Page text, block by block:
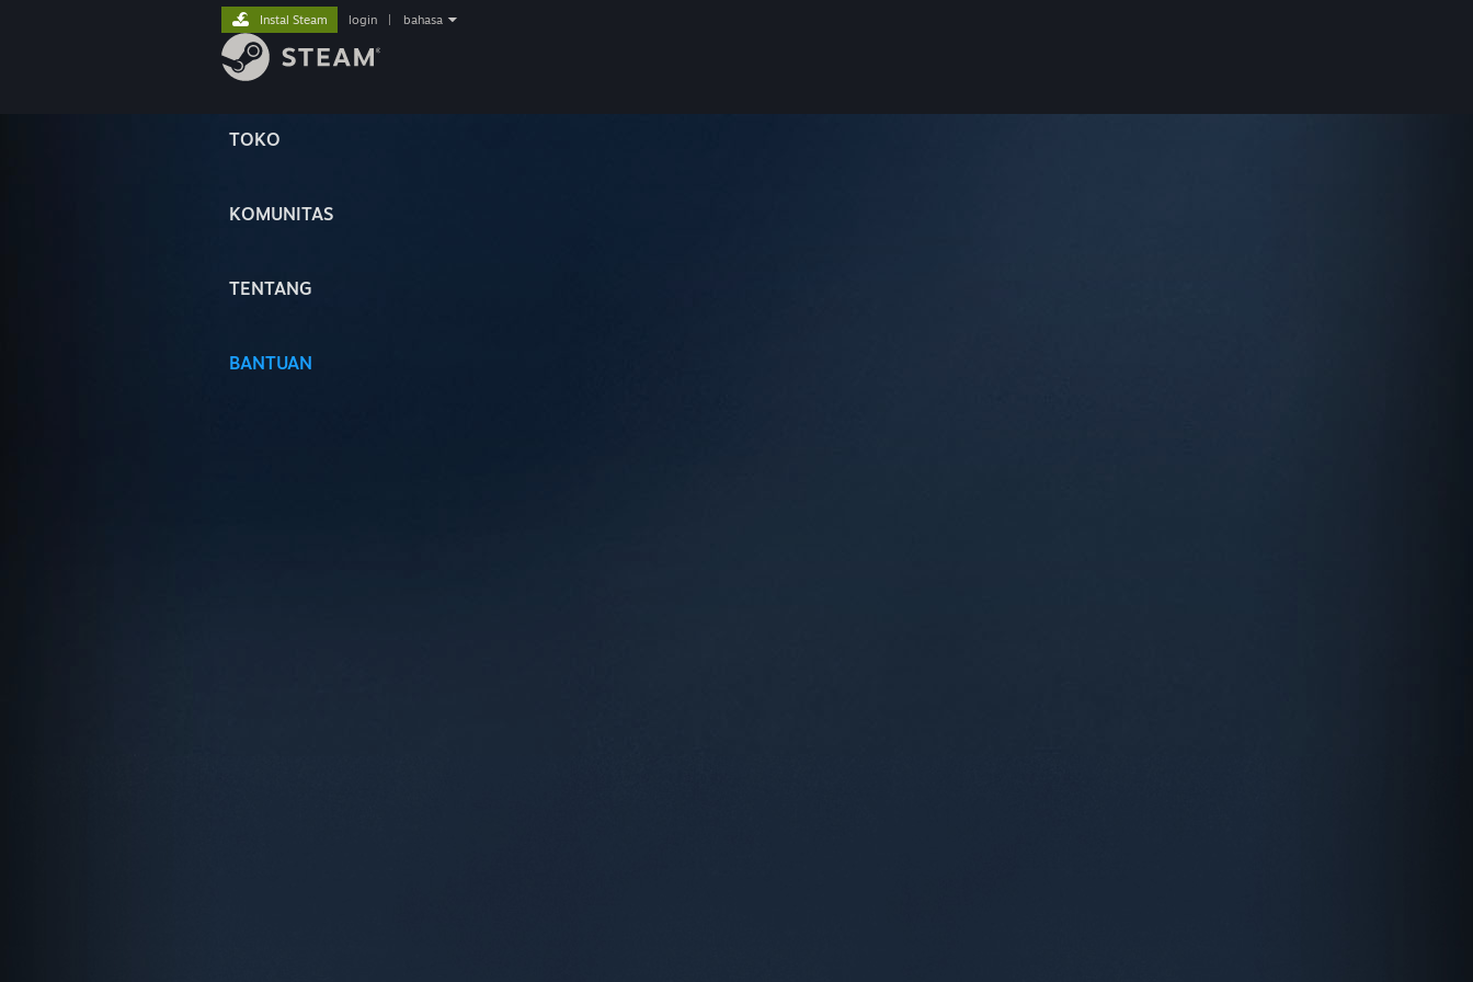
TOKO
KOMUNITAS
TENTANG
BANTUAN
Instal Steam login bahasa